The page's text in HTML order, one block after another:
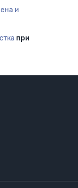
и
при